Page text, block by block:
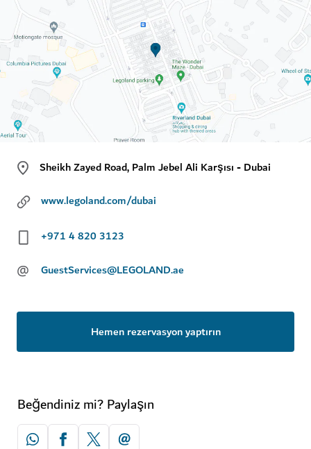
Sheikh Zayed Road, Palm Jebel Ali Karşısı - Dubai
www.legoland.com/dubai
+971 4 820 3123
@ GuestServices@LEGOLAND.ae
Hemen rezervasyon yaptırın
Beğendiniz mi? Paylaşın